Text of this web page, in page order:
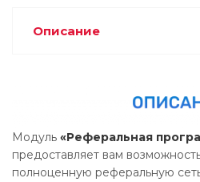
Описание
Модуль «Реферальная
предоставляет вам
полноценную реферальную